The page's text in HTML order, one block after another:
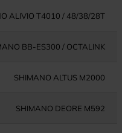
ALIVIO T4010 / 48/38/28T
BB-ES300 / OCTALINK
SHIMANO ALTUS M2000
SHIMANO DEORE M592